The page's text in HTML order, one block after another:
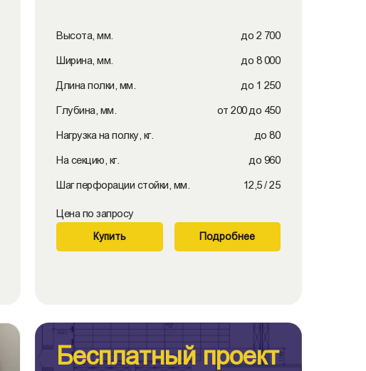
Высота, мм. до 2 700
Ширина, мм. до 8 000
Длина полки, мм. до 1 250
Глубина, мм. от 200 до 450
Нагрузка на полку, кг. до 80
На секцию, кг. до 960
Шаг перфорации стойки, мм. 12,5 / 25
Цена по запросу
Купить Подробнее
Бесплатный проект